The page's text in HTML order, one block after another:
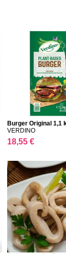
Burger Original 1,1
VERDINO
18,55 €